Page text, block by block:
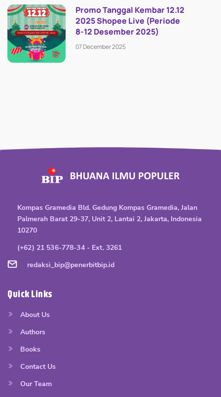
Promo Tanggal Kembar 12.12
2025 Shopee Live (Periode
8-12 Desember 2025)
07 December 2025
Kompas Gramedia Bld. Gedung Kompas Gramedia, Jalan
Palmerah Barat 29-37, Unit 2, Lantai 2, Jakarta, Indonesia
10270
(+62) 21 536-778-34 - Ext. 3261
redaksi_bip@penerbitbip.id
Quick Links
About Us
Authors
Books
Contact Us
Our Team